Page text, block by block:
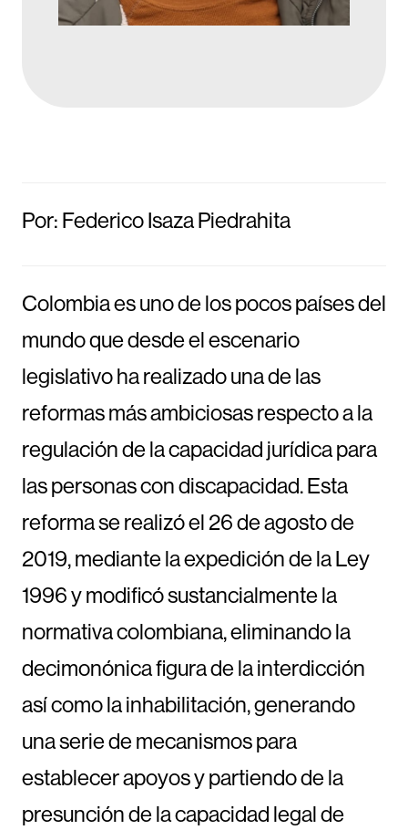
Por: Federico Isaza Piedrahita
Colombia es uno de los pocos países del
mundo que desde el escenario
legislativo ha realizado una de las
reformas más ambiciosas respecto a la
regulación de la capacidad jurídica para
las personas con discapacidad. Esta
reforma se realizó el 26 de agosto de
2019, mediante la expedición de la Ley
1996 y modificó sustancialmente la
normativa colombiana, eliminando la
decimonónica figura de la interdicción
así como la inhabilitación, generando
una serie de mecanismos para
establecer apoyos y partiendo de la
presunción de la capacidad legal de